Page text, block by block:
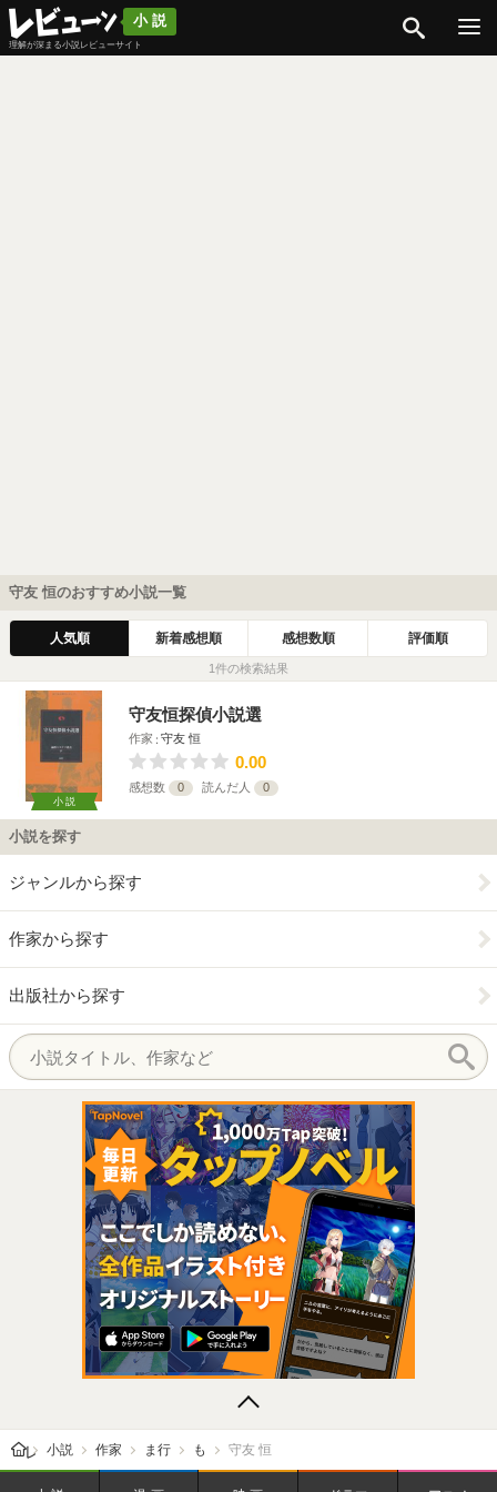
小説
理解が深まる小説レビューサイト
守友 恒のおすすめ小説一覧
人気順 新着感想順 感想数順 評価順
1件の検索結果
小説
守友恒探偵小説選
作家 守友 恒
0.00
感想数 0 読んだ人 0
小説を探す
ジャンルから探す
作家から探す
出版社から探す
レビューン トップ
小説 作家 ま行 も 守友 恒